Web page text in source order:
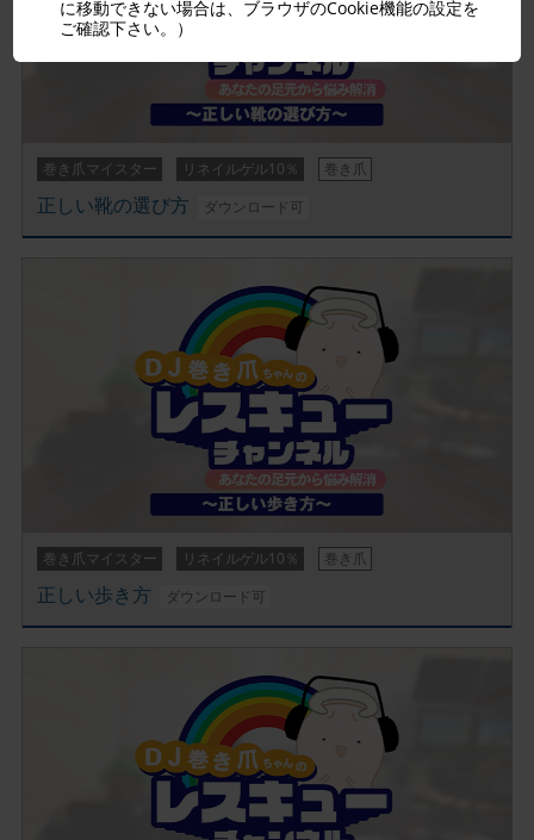
巻き爪マイスター リネイルゲル10％ 巻き爪
正しい靴の選び方 ダウンロード可
巻き爪マイスター リネイルゲル10％ 巻き爪
正しい歩き方 ダウンロード可